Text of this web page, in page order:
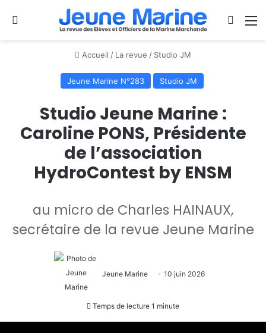
Se connecter
Accueil / La revue / Studio JM
Jeune Marine N°283 Studio JM
Studio Jeune Marine :
Caroline PONS, Présidente
de l’association
HydroContest by ENSM
au micro de Charles HAINAUX,
secrétaire de la revue Jeune Marine
Jeune Marine 10 juin 2026
Temps de lecture 1 minute